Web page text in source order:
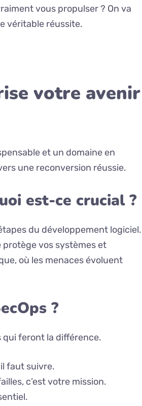
vous propulser ? On va
véritable réussite.
votre avenir
et un domaine en
une reconversion réussie.
est-ce crucial ?
du développement logiciel.
vos systèmes et
où les menaces évoluent
?
qui feront la différence.
faut suivre.
c’est votre mission.